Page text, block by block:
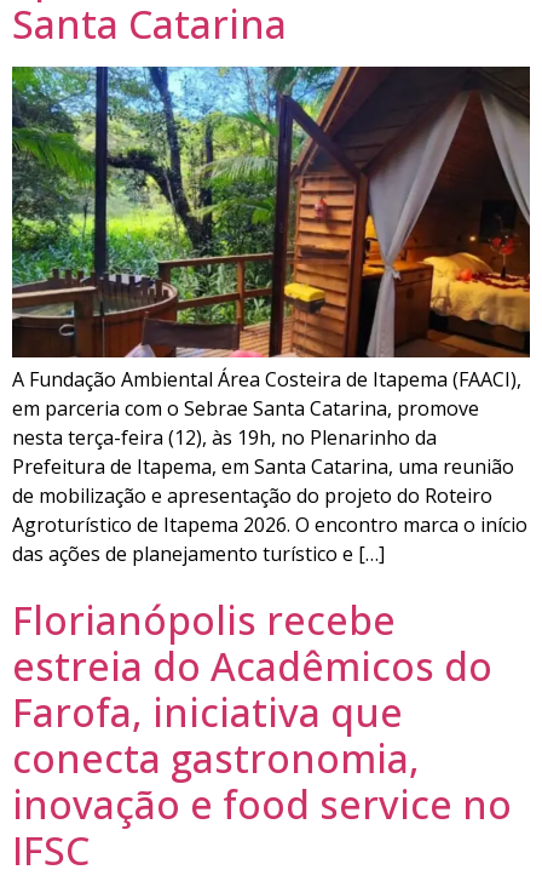
Santa Catarina
A Fundação Ambiental Área Costeira de Itapema (FAACI),
em parceria com o Sebrae Santa Catarina, promove
nesta terça-feira (12), às 19h, no Plenarinho da
Prefeitura de Itapema, em Santa Catarina, uma reunião
de mobilização e apresentação do projeto do Roteiro
Agroturístico de Itapema 2026. O encontro marca o início
das ações de planejamento turístico e […]
Florianópolis recebe
estreia do Acadêmicos do
Farofa, iniciativa que
conecta gastronomia,
inovação e food service no
IFSC